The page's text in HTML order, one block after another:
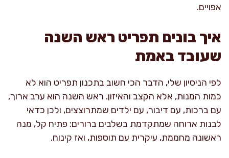
אפויים.
איך בונים תפריט ראש השנה
שעובד באמת
לפי הניסיון שלי, הדבר הכי חשוב בתכנון תפריט הוא לא
כמות המנות, אלא הקצב והאיזון. ראש השנה הוא ערב ארוך,
עם ברכות, עם דיבור, עם ילדים שמתרוצצים, ולכן כדאי
לבנות ארוחה שמתקדמת בשלבים ברורים: פתיח קל, מנה
ראשונה מחממת, עיקרית עם תוספות, ואז קינוח.